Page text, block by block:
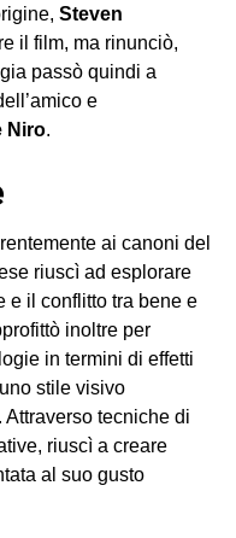
Steven
il film, ma rinunciò,
passò quindi a
e
Niro.
ai canoni del
riuscì ad esplorare
e il conflitto tra bene e
inoltre per
in termini di effetti
stile visivo
Attraverso tecniche di
riuscì a creare
al suo gusto